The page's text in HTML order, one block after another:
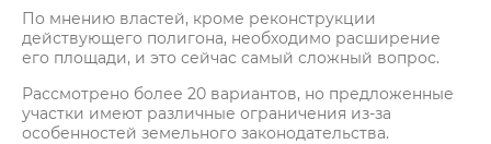
По мнению властей, кроме реконструкции
действующего полигона, необходимо расширение
его площади, и это сейчас самый сложный вопрос.
Рассмотрено более 20 вариантов, но предложенные
участки имеют различные ограничения из-за
особенностей земельного законодательства.